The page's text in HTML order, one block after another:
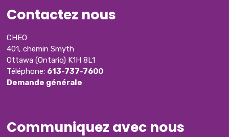
Contactez nous
CHEO
401, chemin Smyth
Ottawa (Ontario) K1H 8L1
Téléphone: 613-737-7600
Demande générale
Communiquez avec nous